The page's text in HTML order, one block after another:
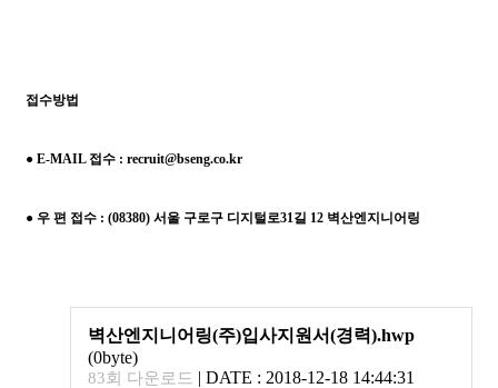
접수방법
● E-MAIL 접수 : recruit@bseng.co.kr
● 우 편 접수 : (08380) 서울 구로구 디지털로31길 12 벽산엔지니어링
벽산엔지니어링(주)입사지원서(경력).hwp
(0byte)
83회 다운로드 | DATE : 2018-12-18 14:44:31